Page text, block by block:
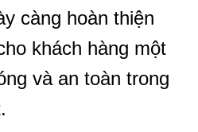
càng hoàn thiện
khách hàng một
và an toàn trong